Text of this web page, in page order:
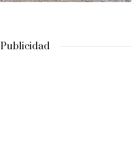
Publicidad